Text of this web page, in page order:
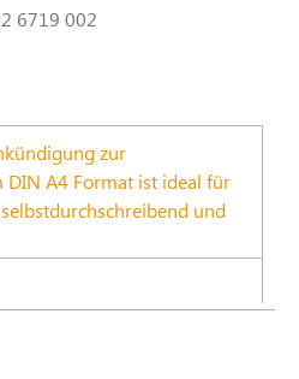
6719 002
zur
A4 Format ist ideal für
und